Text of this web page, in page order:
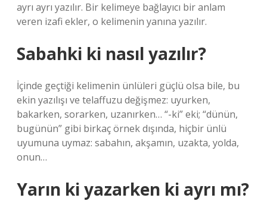
ayrı ayrı yazılır. Bir kelimeye bağlayıcı bir anlam
veren izafi ekler, o kelimenin yanına yazılır.
Sabahki ki nasıl yazılır?
İçinde geçtiği kelimenin ünlüleri güçlü olsa bile, bu
ekin yazılışı ve telaffuzu değişmez: uyurken,
bakarken, sorarken, uzanırken… “-ki” eki; “dünün,
bugünün” gibi birkaç örnek dışında, hiçbir ünlü
uyumuna uymaz: sabahın, akşamın, uzakta, yolda,
onun…
Yarın ki yazarken ki ayrı mı?